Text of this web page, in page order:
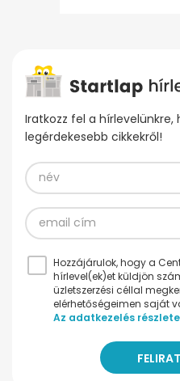
Iratkozz fel a
legérdekesebb cikkekről!
Hozzájárulok, hogy a
hírlevel(ek)et küldjön
üzletszerzési céllal
elérhetőségeimen saját
Az adatkezelés